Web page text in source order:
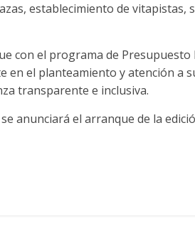
establecimiento de vitapistas,
con el programa de
en el planteamiento y atención a
transparente e inclusiva.
anunciará el arranque de la